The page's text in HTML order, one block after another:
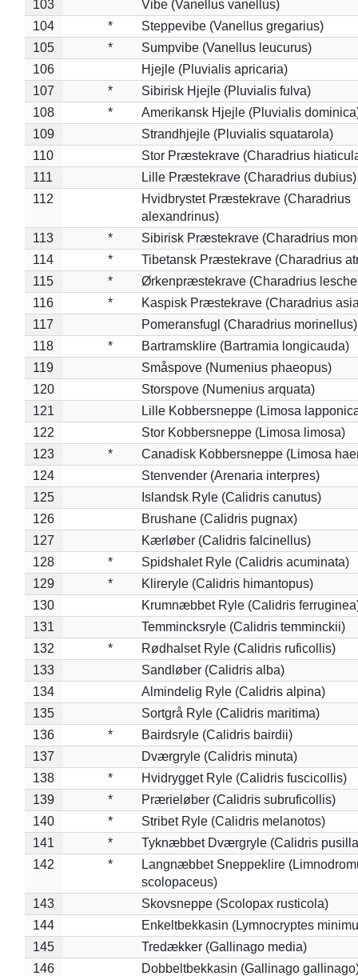
103
Vibe (Vanellus vanellus)
104
*
Steppevibe (Vanellus gregarius)
105
*
Sumpvibe (Vanellus leucurus)
106
Hjejle (Pluvialis apricaria)
107
*
Sibirisk Hjejle (Pluvialis fulva)
108
*
Amerikansk Hjejle (Pluvialis
109
Strandhjejle (Pluvialis squatarola)
110
Stor Præstekrave (Charadrius
111
Lille Præstekrave (Charadrius dubius)
112
Hvidbrystet Præstekrave (Charadrius
alexandrinus)
113
*
Sibirisk Præstekrave (Charadrius
114
*
Tibetansk Præstekrave (Charadrius
115
*
Ørkenpræstekrave (Charadrius
116
*
Kaspisk Præstekrave (Charadrius
117
Pomeransfugl (Charadrius morinellus)
118
*
Bartramsklire (Bartramia longicauda)
119
Småspove (Numenius phaeopus)
120
Storspove (Numenius arquata)
121
Lille Kobbersneppe (Limosa
122
Stor Kobbersneppe (Limosa limosa)
123
*
Canadisk Kobbersneppe (Limosa
124
Stenvender (Arenaria interpres)
125
Islandsk Ryle (Calidris canutus)
126
Brushane (Calidris pugnax)
127
Kærløber (Calidris falcinellus)
128
*
Spidshalet Ryle (Calidris acuminata)
129
*
Klireryle (Calidris himantopus)
130
Krumnæbbet Ryle (Calidris
131
Temmincksryle (Calidris temminckii)
132
*
Rødhalset Ryle (Calidris ruficollis)
133
Sandløber (Calidris alba)
134
Almindelig Ryle (Calidris alpina)
135
Sortgrå Ryle (Calidris maritima)
136
*
Bairdsryle (Calidris bairdii)
137
Dværgryle (Calidris minuta)
138
*
Hvidrygget Ryle (Calidris fuscicollis)
139
*
Prærieløber (Calidris subruficollis)
140
*
Stribet Ryle (Calidris melanotos)
141
*
Tyknæbbet Dværgryle (Calidris
142
*
Langnæbbet Sneppeklire
scolopaceus)
143
Skovsneppe (Scolopax rusticola)
144
Enkeltbekkasin (Lymnocryptes
145
Tredækker (Gallinago media)
146
Dobbeltbekkasin (Gallinago